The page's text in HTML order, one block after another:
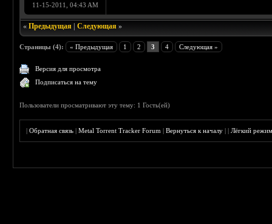
11-15-2011, 04:43 AM
«Предыдущая |Следующая »
Страницы (4): « Предыдущая 1 2 3 4 Следующая »
Версия для просмотра
Подписаться на тему
Пользователи просматривают эту тему: 1 Гость(ей)
|Обратная связь |Metal Torrent Tracker Forum |Вернуться к началу ||Лёгкий